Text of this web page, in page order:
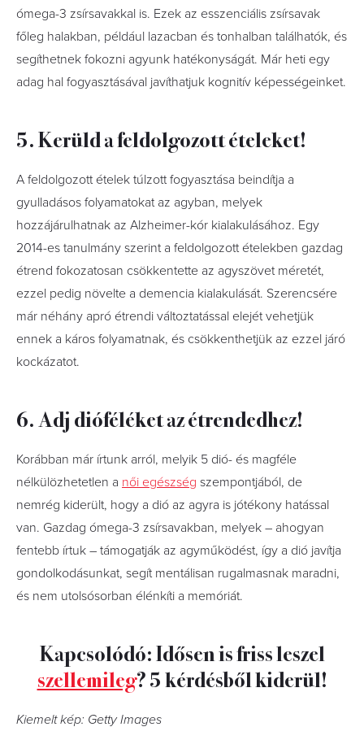
ómega-3 zsírsavakkal is. Ezek az esszenciális zsírsavak
főleg halakban, például lazacban és tonhalban találhatók, és
segíthetnek fokozni agyunk hatékonyságát. Már heti egy
adag hal fogyasztásával javíthatjuk kognitív képességeinket.
5. Kerüld a feldolgozott ételeket!
A feldolgozott ételek túlzott fogyasztása beindítja a
gyulladásos folyamatokat az agyban, melyek
hozzájárulhatnak az Alzheimer-kór kialakulásához. Egy
2014-es tanulmány szerint a feldolgozott ételekben gazdag
étrend fokozatosan csökkentette az agyszövet méretét,
ezzel pedig növelte a demencia kialakulását. Szerencsére
már néhány apró étrendi változtatással elejét vehetjük
ennek a káros folyamatnak, és csökkenthetjük az ezzel járó
kockázatot.
6. Adj dióféléket az étrendedhez!
Korábban már írtunk arról, melyik 5 dió- és magféle
nélkülözhetetlen a női egészség szempontjából, de
nemrég kiderült, hogy a dió az agyra is jótékony hatással
van. Gazdag ómega-3 zsírsavakban, melyek – ahogyan
fentebb írtuk – támogatják az agyműködést, így a dió javítja
gondolkodásunkat, segít mentálisan rugalmasnak maradni,
és nem utolsósorban élénkíti a memóriát.
Kapcsolódó: Idősen is friss leszel
szellemileg? 5 kérdésből kiderül!
Kiemelt kép: Getty Images